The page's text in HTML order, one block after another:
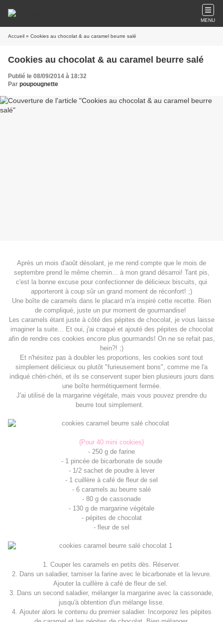
MENU
Accueil » Cookies au chocolat & au caramel beurre salé
Cookies au chocolat & au caramel beurre salé
Publié le 08/09/2014 à 18:32
Par poupougnette
Après un mois d'août désolant, je me rend compte que le mois de
septembre prend le même chemin... à mon grand désarroi! Tant pis,
c'est la bonne excuse pour confectionner de délicieux biscuits, qui
apporteront à coup sûr un grand moment de réconfort! ;)
Une boîte de caramels dans le placard m'a inspiré cette recette. Rien
de compliqué, juste un pur moment de gourmandise!
Les caramels étant juste à côté des pépites de chocolat, je vous laisse
imaginer la suite... Et oui, j'ai craqué et ajouté des pépites de chocolat
afin de rendre ces cookies encore plus gourmands! On ne se refait pas,
hein?! ;)
Et n'hésitez pas à doubler les proportions, les cookies sont tout
simplement délicieux ou plutôt "furieusement bons", comme me l'a
indiqué chéri-chéri, et ils se conservent super bien plusieurs jours dans
une boîte hermétiquement fermée.
J'ai utilisé de la margarine végétale, mais vous pouvez prendre du
beurre tout simplement.
{Pour 40 mini cookies}
- 250 g de farine
- 1 pincée de bicarbonate de soude
- 1/2 sachet de poudre à lever
- 1 cuillère à café de fleur de sel
- 6 caramels au beurre salé
- 80 g de cassonade
- 130 g de margarine végétale
- pépites de chocolat
- fleur de sel
1. Couper les caramels en petits dès. Réserver.
2. Dans un saladier, tamiser la farine avec le bicarbonate et la levure.
Ajouter la cuillère à café de fleur de sel.
3. Dans un second saladier, mélanger la margarine avec la cassonade,
jusqu'à obtention d'un mélange lisse.
4. Ajouter alors le contenu du premier saladier. Incorporez les pépites